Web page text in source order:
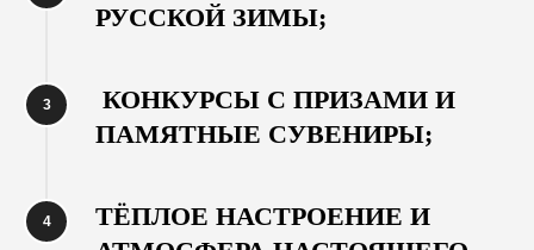
РУССКОЙ ЗИМЫ;
КОНКУРСЫ С ПРИЗАМИ И
ПАМЯТНЫЕ СУВЕНИРЫ;
ТЁПЛОЕ НАСТРОЕНИЕ И
БЕГОВЫЕ ДИСТАНЦИИ